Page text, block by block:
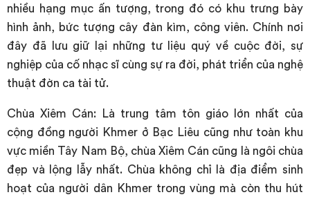
nhiều hạng mục ấn tượng, trong đó có khu trưng bày
hình ảnh, bức tượng cây đàn kìm, công viên. Chính nơi
đây đã lưu giữ lại những tư liệu quý về cuộc đời, sự
nghiệp của cố nhạc sĩ cùng sự ra đời, phát triển của nghệ
thuật đờn ca tài tử.
Chùa Xiêm Cán: Là trung tâm tôn giáo lớn nhất của
cộng đồng người Khmer ở Bạc Liêu cũng như toàn khu
vực miền Tây Nam Bộ, chùa Xiêm Cán cũng là ngôi chùa
đẹp và lộng lẫy nhất. Chùa không chỉ là địa điểm sinh
hoạt của người dân Khmer trong vùng mà còn thu hút